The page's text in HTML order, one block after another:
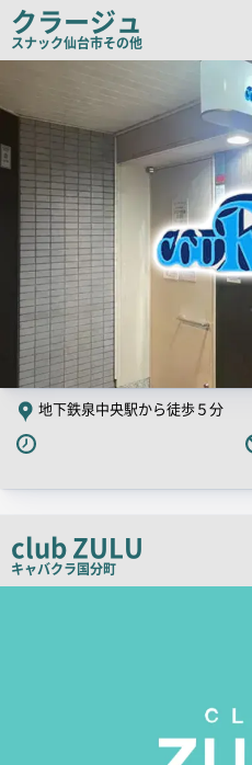
コ
ピ
クラージュ
スナック仙台市その他
画
地下鉄泉中央駅から徒歩５分
club ZULU
キャバクラ国分町
店